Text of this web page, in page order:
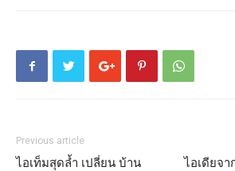
Previous article
ไอเท็มสุดล้ำ เปลี่ยน บ้าน ไอเดียจ